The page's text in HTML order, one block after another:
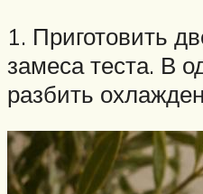
1. Приготовить
замеса теста. В
разбить